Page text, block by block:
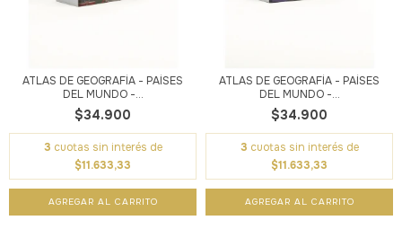
ATLAS DE GEOGRAFÍA - PAÍSES
DEL MUNDO -...
$34.900
3 cuotas sin interés de
$11.633,33
ATLAS DE GEOGRAFÍA - PAÍSES
DEL MUNDO -...
$34.900
3 cuotas sin interés de
$11.633,33